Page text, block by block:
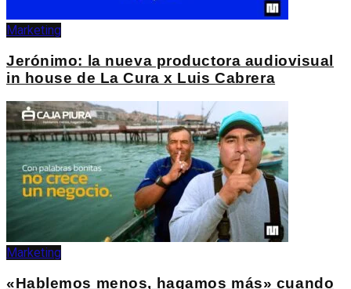
Marketing
Jerónimo: la nueva productora audiovisual
in house de La Cura x Luis Cabrera
Marketing
«Hablemos menos, hagamos más» cuando